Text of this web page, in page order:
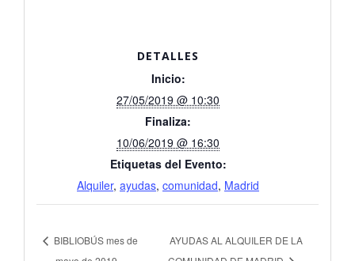
DETALLES
Inicio:
27/05/2019 @ 10:30
Finaliza:
10/06/2019 @ 16:30
Etiquetas del Evento:
Alquiler, ayudas, comunidad, Madrid
BIBLIOBÚS mes de
AYUDAS AL ALQUILER DE LA